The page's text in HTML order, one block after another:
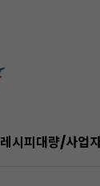
레시피대량/사업